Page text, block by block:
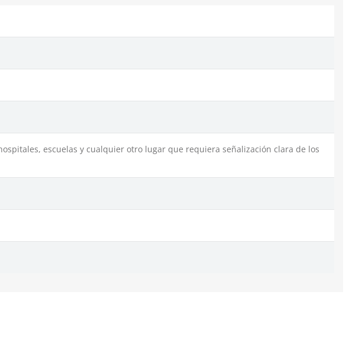
escuelas y cualquier otro lugar que requiera señalización clara de los